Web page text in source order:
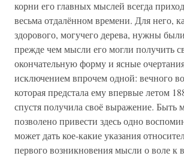
корни его главных мыслей всегда
весьма отдалённом времени. Для него,
здорового, могучего дерева, нужны
прежде чем мысли его могли получить
окончательную форму и ясные
исключением впрочем одной: вечного
которая предстала ему впервые летом
спустя получила своё выражение. Быть
позволено привести здесь одно
может дать кое-какие указания
первого возникновения мысли о воле к